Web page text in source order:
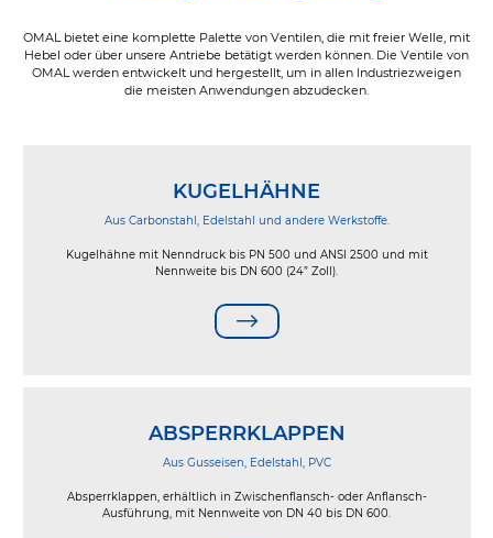
OMAL bietet eine komplette Palette von Ventilen, die mit freier Welle, mit
Hebel oder über unsere Antriebe betätigt werden können. Die Ventile von
OMAL werden entwickelt und hergestellt, um in allen Industriezweigen
die meisten Anwendungen abzudecken.
KUGELHÄHNE
Aus Carbonstahl, Edelstahl und andere Werkstoffe.
Kugelhähne mit Nenndruck bis PN 500 und ANSI 2500 und mit
Nennweite bis DN 600 (24” Zoll).
ABSPERRKLAPPEN
Aus Gusseisen, Edelstahl, PVC
Absperrklappen, erhältlich in Zwischenflansch- oder Anflansch-
Ausführung, mit Nennweite von DN 40 bis DN 600.